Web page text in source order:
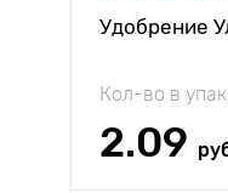
Удобрение
Кол-во в
2.09